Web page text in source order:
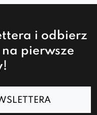
i odbierz
pierwsze